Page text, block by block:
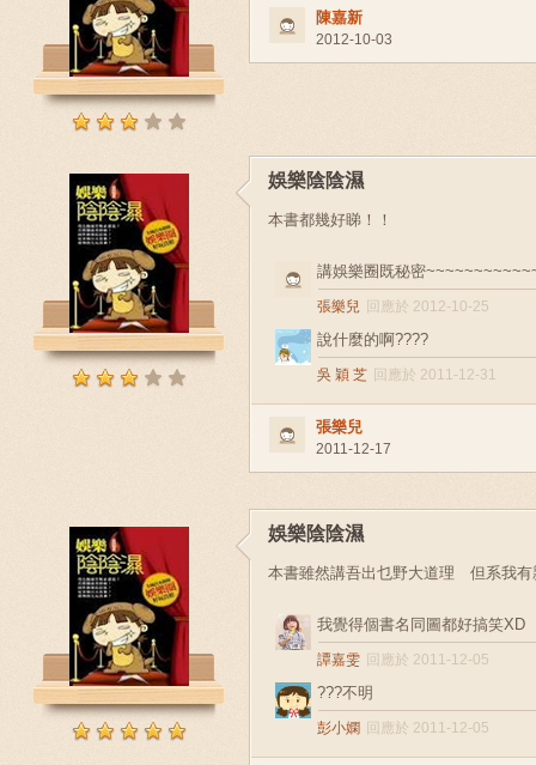
陳嘉新
2012-10-03
娛樂陰陰濕
本書都幾好睇！！
講娛樂圈既秘密
張樂兒 回應於 2012-10-25
說什麼的啊????
吳 穎 芝 回應於 2011-12-31
張樂兒
2011-12-17
娛樂陰陰濕
本書雖然講吾出乜野大道理 但系我有
我覺得個書名同圖都好搞笑XD
譚嘉雯 回應於 2011-12-05
???不明
彭小嫻 回應於 2011-12-05